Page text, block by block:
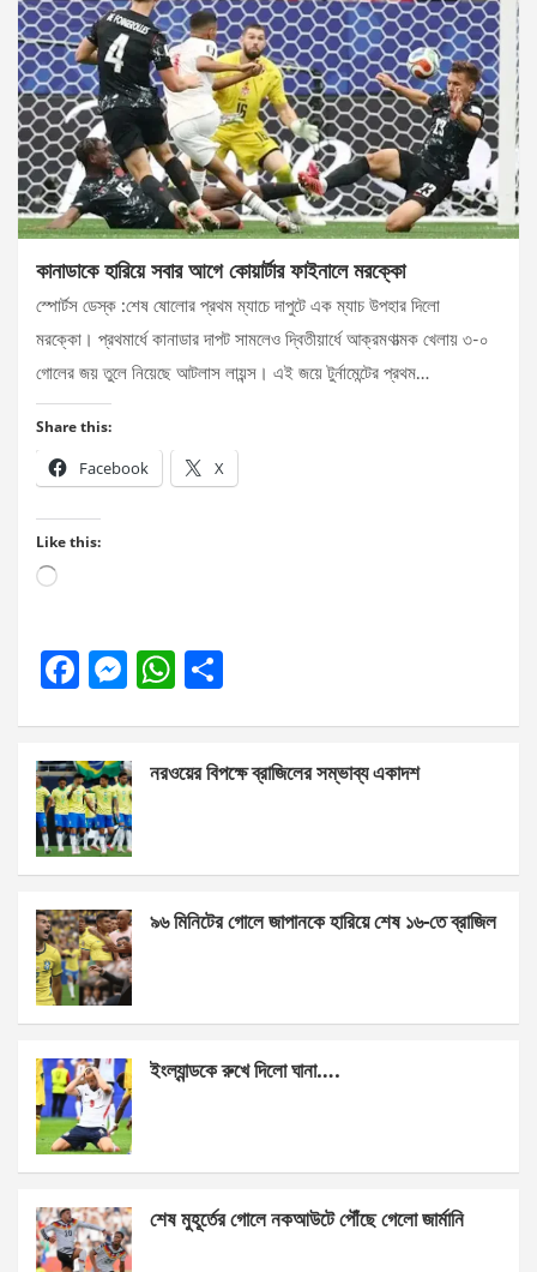
কানাডাকে হারিয়ে সবার আগে কোয়ার্টার ফাইনালে মরক্কো
স্পোর্টস ডেস্ক :শেষ ষোলোর প্রথম ম্যাচে দাপুটে এক ম্যাচ উপহার দিলো
মরক্কো। প্রথমার্ধে কানাডার দাপট সামলেও দ্বিতীয়ার্ধে আক্রমণাত্মক খেলায় ৩-০
গোলের জয় তুলে নিয়েছে আটলাস লায়ন্স। এই জয়ে টুর্নামেন্টের প্রথম…
Share this:
Facebook X
Like this:
Loading…
F
b
o
o
k
M
n
g
er
W
s
p
e
নরওয়ের বিপক্ষে ব্রাজিলের সম্ভাব্য একাদশ
৯৬ মিনিটের গোলে জাপানকে হারিয়ে শেষ ১৬-তে ব্রাজিল
ইংল্যান্ডকে রুখে দিলো ঘানা….
শেষ মুহূর্তের গোলে নকআউটে পৌঁছে গেলো জার্মানি